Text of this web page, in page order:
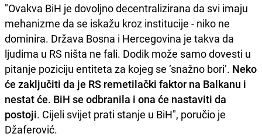
"Ovakva BiH je dovoljno decentralizirana da svi imaju
mehanizme da se iskažu kroz institucije - niko ne
dominira. Država Bosna i Hercegovina je takva da
ljudima u RS ništa ne fali. Dodik može samo dovesti u
pitanje poziciju entiteta za kojeg se ‘snažno bori’. Neko
će zaključiti da je RS remetilački faktor na Balkanu i
nestat će. BiH se odbranila i ona će nastaviti da
postoji. Cijeli svijet prati stanje u BiH", poručio je
Džaferović.